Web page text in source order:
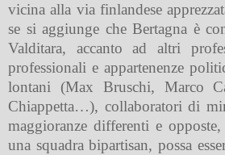
vicina alla via finlandese
se si aggiunge che Bertagna è
Valditara, accanto ad altri
professionali e appartenenze
lontani (Max Bruschi, Marco
Chiappetta…), collaboratori di
maggioranze differenti e
una squadra bipartisan, possa